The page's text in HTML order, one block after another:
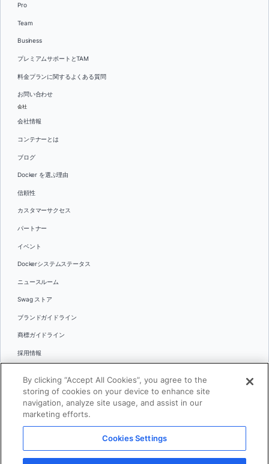
Pro
Team
Business
プレミアムサポートとTAM
料金プランに関するよくある質問
お問い合わせ
会社
会社情報
コンテナーとは
ブログ
Docker を選ぶ理由
信頼性
カスタマーサクセス
パートナー
イベント
Dockerシステムステータス
ニュースルーム
Swag ストア
ブランドガイドライン
商標ガイドライン
採用情報
言語
日本語
© 2026 Docker Inc.全著作権所有
By clicking “Accept All Cookies”, you agree to the
storing of cookies on your device to enhance site
navigation, analyze site usage, and assist in our
marketing efforts.
Cookies Settings